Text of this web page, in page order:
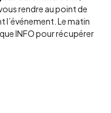
rendre au point de
l’événement. Le matin
INFO pour récupérer